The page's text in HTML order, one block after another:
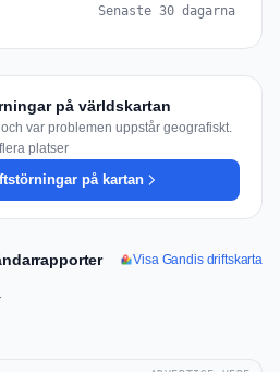
Senaste 30 dagarna
på världskartan
var problemen uppstår geografiskt.
platser
på kartan
Visa Gandis driftskarta